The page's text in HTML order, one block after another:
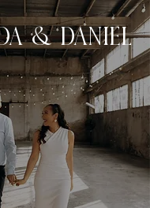
& Daniel